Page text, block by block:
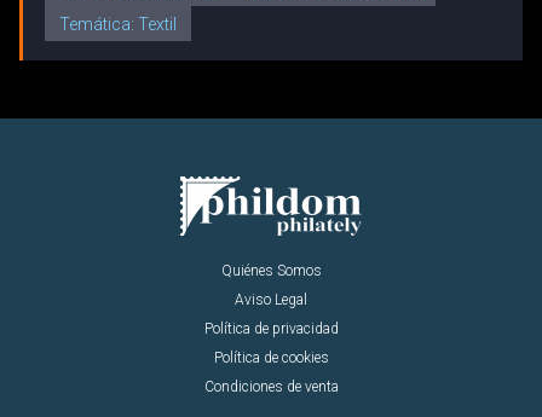
Temática: Textil
Quiénes Somos
Aviso Legal
Política de privacidad
Política de cookies
Condiciones de venta